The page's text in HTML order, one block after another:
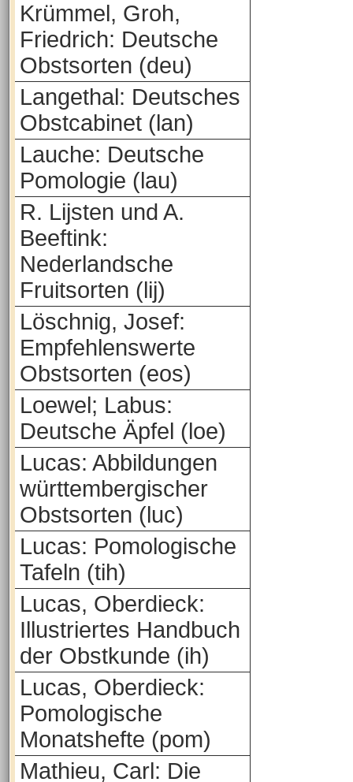
Krümmel, Groh,
Friedrich: Deutsche
Obstsorten (deu)
Langethal: Deutsches
Obstcabinet (lan)
Lauche: Deutsche
Pomologie (lau)
R. Lijsten und A.
Beeftink:
Nederlandsche
Fruitsorten (lij)
Löschnig, Josef:
Empfehlenswerte
Obstsorten (eos)
Loewel; Labus:
Deutsche Äpfel (loe)
Lucas: Abbildungen
württembergischer
Obstsorten (luc)
Lucas: Pomologische
Tafeln (tih)
Lucas, Oberdieck:
Illustriertes Handbuch
der Obstkunde (ih)
Lucas, Oberdieck:
Pomologische
Monatshefte (pom)
Mathieu, Carl: Die